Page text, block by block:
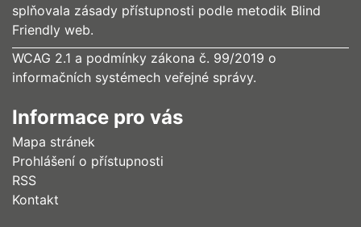
splňovala zásady přístupnosti podle metodik Blind
Friendly web.
WCAG 2.1 a podmínky zákona č. 99/2019 o
informačních systémech veřejné správy.
Informace pro vás
Mapa stránek
Prohlášení o přístupnosti
RSS
Kontakt